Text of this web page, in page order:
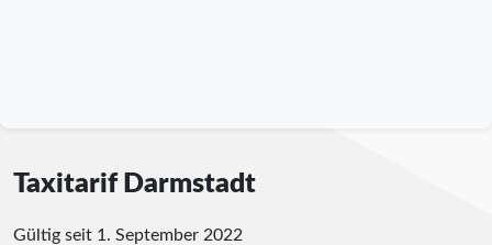
Taxitarif Darmstadt
Gültig seit 1. September 2022